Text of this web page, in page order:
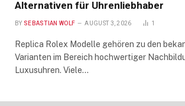
Alternativen für Uhrenliebhaber
BY SEBASTIAN WOLF AUGUST 3, 2026 1
Replica Rolex Modelle gehören zu den
Varianten im Bereich hochwertiger
Luxusuhren. Viele…